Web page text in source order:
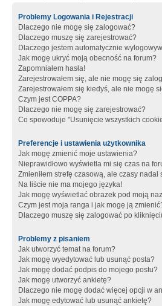
Problemy Logowania i Rejestracji
Dlaczego nie mogę się zalogować?
Dlaczego muszę się zarejestrować?
Dlaczego jestem automatycznie
Jak mogę ukryć moją obecność na forum?
Zapomniałem hasła!
Zarejestrowałem się, ale nie mogę się
Zarejestrowałem się kiedyś, ale nie mogę
Czym jest COPPA?
Dlaczego nie mogę się zarejestrować?
Co spowoduje "Usunięcie wszystkich
Preferencje i ustawienia użytkownika
Jak mogę zmienić moje ustawienia?
Nieprawidłowo wyświetla mi się czas na
Zmieniłem strefę czasową, ale czasy nadal
Na liście nie ma mojego języka!
Jak mogę wyświetlać obrazek pod moją
Czym jest moja ranga i jak mogę ją
Dlaczego muszę się zalogować po
Problemy z pisaniem
Jak utworzyć temat na forum?
Jak mogę wyedytować lub usunąć posta?
Jak mogę dodać podpis do mojego postu?
Jak mogę utworzyć ankietę?
Dlaczego nie mogę dodać więcej opcji w
Jak mogę edytować lub usunąć ankietę?